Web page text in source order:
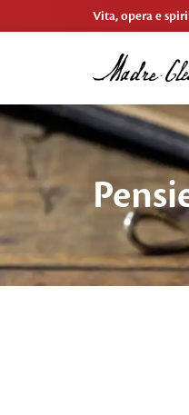
Vita, opera e